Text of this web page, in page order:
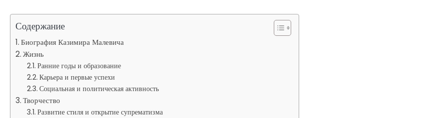
Содержание
Биография Казимира Малевича
Жизнь
Ранние годы и образование
Карьера и первые успехи
Социальная и политическая активность
Творчество
Развитие стиля и открытие супрематизма